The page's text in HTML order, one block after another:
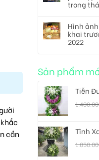
cần
trong
Hình
khai
2022
Sản phẩm
Tiễn
Tĩnh